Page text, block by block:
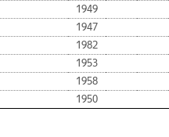
1949
1947
1982
1953
1958
1950